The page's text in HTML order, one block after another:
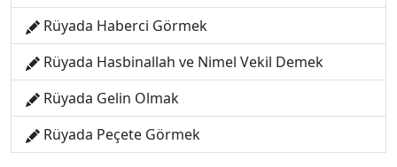
Rüyada Haberci Görmek
Rüyada Hasbinallah ve Nimel Vekil Demek
Rüyada Gelin Olmak
Rüyada Peçete Görmek